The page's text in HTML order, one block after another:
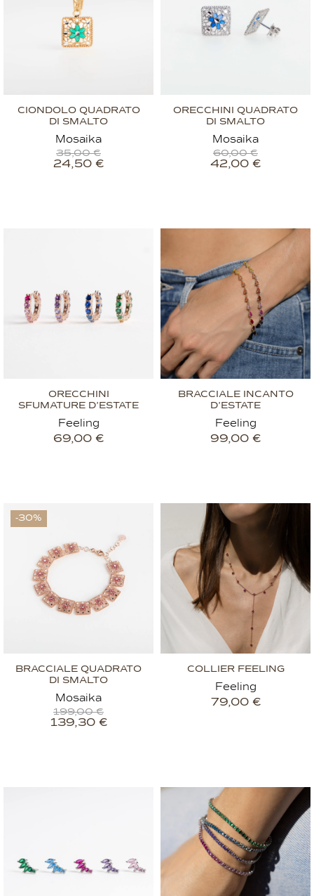
CIONDOLO QUADRATO
DI SMALTO
Mosaika
35,00€
24,50 €
ORECCHINI QUADRATO
DI SMALTO
Mosaika
60,00€
42,00 €
ORECCHINI
SFUMATURE D’ESTATE
Feeling
69,00 €
BRACCIALE INCANTO
D’ESTATE
Feeling
99,00 €
-30%
BRACCIALE QUADRATO
DI SMALTO
Mosaika
199,00€
139,30 €
COLLIER FEELING
Feeling
79,00 €